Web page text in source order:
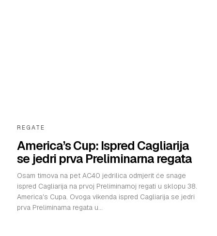
REGATE
America’s Cup: Ispred Cagliarija
se jedri prva Preliminarna regata
Osam timova na pet AC40 jedrilica odmjerit će snage
ispred Cagliarija na prvoj Preliminarnoj regati u sklopu 38.
America's Cupa. Ovoga vikenda ispred Cagliarija se jedri
prva Preliminarna regata u...